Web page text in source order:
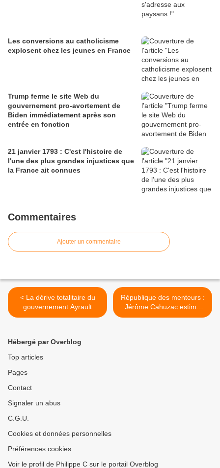
Les conversions au catholicisme
explosent chez les jeunes en France
Trump ferme le site Web du
gouvernement pro-avortement de
Biden immédiatement après son
entrée en fonction
21 janvier 1793 : C'est l'histoire de
l'une des plus grandes injustices que
la France ait connues
Commentaires
Ajouter un commentaire
< La dérive totalitaire du
gouvernement Ayrault
République des menteurs :
Jérôme Cahuzac estime
avoir moins menti que
Hébergé par Overblog
Top articles
Pages
Contact
Signaler un abus
C.G.U.
Cookies et données personnelles
Préférences cookies
Voir le profil de Philippe C sur le portail Overblog